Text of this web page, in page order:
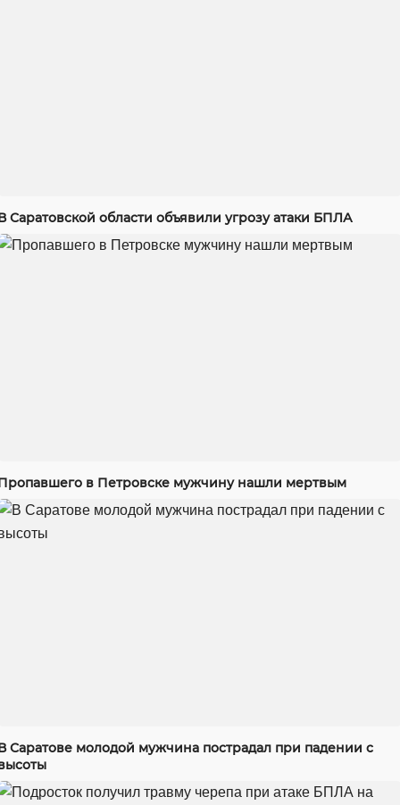
Саратовской области объявили угрозу атаки БПЛА
в Петровске мужчину нашли мертвым
Саратове молодой мужчина пострадал при падении с